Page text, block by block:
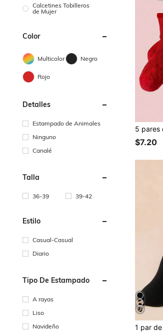
Calcetines Tobilleros
de Mujer
Color
Multicolor Negro
Rojo
Detalles
Estampado de Animales
Ninguno
Canalé
Talla
36-39 39-42
Estilo
Casual-Casual
Diario
Tipo De Estampado
A rayas
Liso
Navideño
$7.20